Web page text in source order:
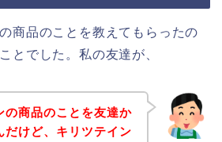
商品のことを教えてもらったの
とでした。私の友達が、
の商品のことを友達か
だけど、キリツテイン